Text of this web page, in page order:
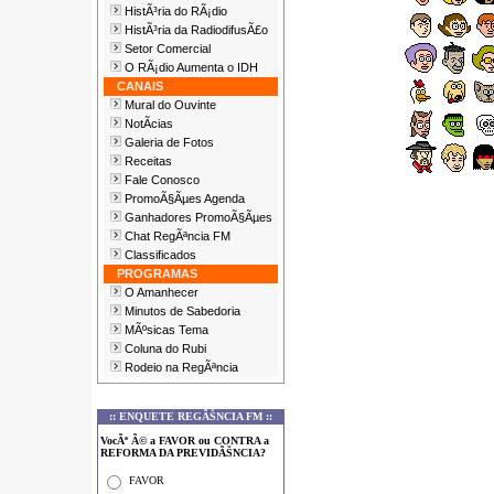
HistÃ³ria do RÃ¡dio
HistÃ³ria da RadiodifusÃ£o
Setor Comercial
O RÃ¡dio Aumenta o IDH
CANAIS
Mural do Ouvinte
NotÃ­cias
Galeria de Fotos
Receitas
Fale Conosco
PromoÃ§Ãµes Agenda
Ganhadores PromoÃ§Ãµes
Chat RegÃªncia FM
Classificados
PROGRAMAS
O Amanhecer
Minutos de Sabedoria
MÃºsicas Tema
Coluna do Rubi
Rodeio na RegÃªncia
:: ENQUETE REGÃŠNCIA FM ::
VocÃª Ã© a FAVOR ou CONTRA a
REFORMA DA PREVIDÃŠNCIA?
FAVOR